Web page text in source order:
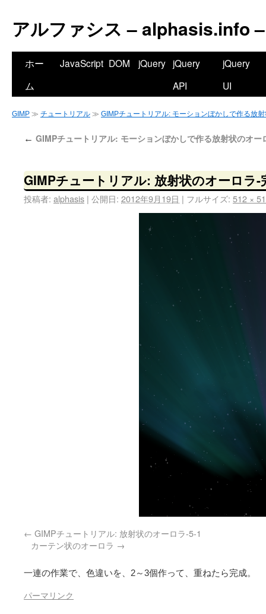
アルファシス – alphasis.info –
ホー
ム
JavaScript DOM jQuery jQuery
API
jQuery
UI
GIMP ≫ チュートリアル ≫ GIMPチュートリアル: モーションぼかしで作る放
← GIMPチュートリアル: モーションぼかしで作る放射状のオー
GIMPチュートリアル: 放射状のオーロラ-
投稿者: alphasis | 公開日: 2012年9月19日 | フルサイズ: 512 ×
GIMPチュートリアル: 放射状のオーロラ-5-1
カーテン状のオーロラ
一連の作業で、色違いを、2～3個作って、重ねたら完成。
パーマリンク